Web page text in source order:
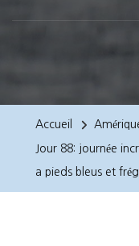
Accueil
Jour 88: journée
a pieds bleus et